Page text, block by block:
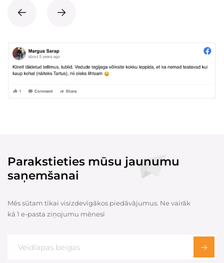
Parakstieties mūsu jaunumu
saņemšanai
Mēs sūtam tikai visizdevīgākos piedāvājumus. Ne vairāk
kā 1 e-pasta ziņojumu mēnesī